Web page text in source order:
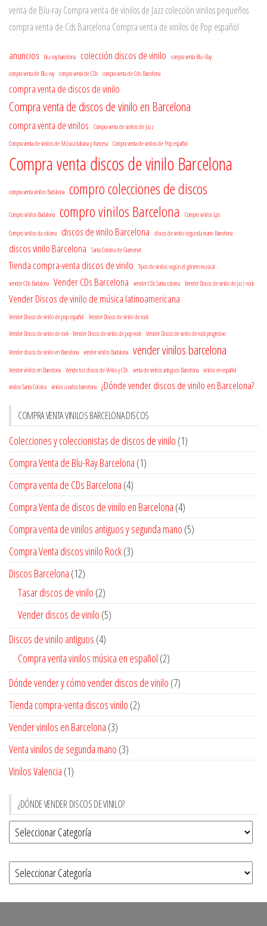
venta de Blu-rayCompra venta de vinilos de Jazzcolección vinilos pequeños
compra venta de Cds Barcelona Compra venta de vinilos de Pop español
anuncios blu-ray barcelona colección discos de vinilo
compra venta Blu-Ray
compra venta de Blu-ray compra venta de CDs compra venta de Cds Barcelona
compra venta de discos de vinilo
Compra venta de discos de vinilo en Barcelona
compra venta de vinilos
Compra venta de vinilos de Jazz
Compra venta de vinilos de Música italiana y francesa Compra venta de vinilos de Pop español
Compra venta discos de vinilo Barcelona
compra venta vinilos Badalona compro colecciones de discos
Compro vinilos Badalona compro vinilos Barcelona Compro vinilos Lps
Compro vinilos sta coloma discos de vinilo Barcelona discos de vinilo segunda mano Barcelona
discos vinilo Barcelona Santa Coloma de Gramenet
Tienda compra-venta discos de vinilo
Tipos de vinilos según el género musical
vender CDs Badalona Vender CDs Barcelona vender CDs Santa coloma Vender Discos de vinilo de jazz-rock
Vender Discos de vinilo de música latinoamericana
Vender Discos de vinilo de pop español
Vender Discos de vinilo de rock
Vender Discos de vinilo de rock - Vender Discos de vinilo de pop-rock Vender Discos de vinilo de rock progresivo
Vender discos de vinilo en Barcelona vender vinilos Badalona vender vinilos barcelona
Vender vinilos en Barcelona Vende tus discos de Vinilo y CDs venta de vinilos antiguos Barcelona vinilos en español
vinilos Santa Coloma vinilos usados barcelona ¿Dónde vender discos de vinilo en Barcelona?
COMPRA VENTA VINILOS BARCELONA DISCOS
Colecciones y coleccionistas de discos de vinilo (1)
Compra Venta de Blu-Ray Barcelona (1)
Compra venta de CDs Barcelona (4)
Compra Venta de discos de vinilo en Barcelona (4)
Compra venta de vinilos antiguos y segunda mano (5)
Compra Venta discos vinilo Rock(3)
Discos Barcelona (12)
Tasar discos de vinilo (2)
Vender discos de vinilo (5)
Discos de vinilo antiguos (4)
Compra venta vinilos música en español (2)
Dónde vender y cómo vender discos de vinilo (7)
Tienda compra-venta discos vinilo (2)
Vender vinilos en Barcelona (3)
Venta vinilos de segunda mano (3)
Vinilos Valencia (1)
¿DÓNDE VENDER DISCOS DE VINILO?